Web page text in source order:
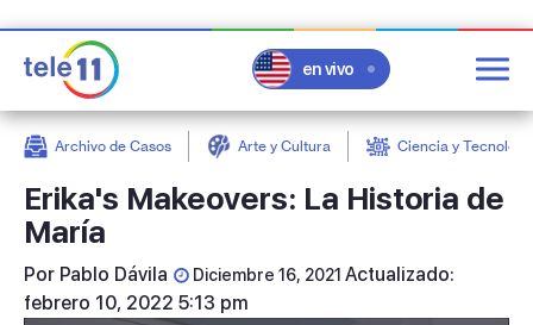
en vivo
Archivo de Casos Arte y Cultura Ciencia y
Erika's Makeovers: La Historia de
María
Por Pablo Dávila Diciembre 16, 2021 Actualizado:
febrero 10, 2022 5:13 pm
post